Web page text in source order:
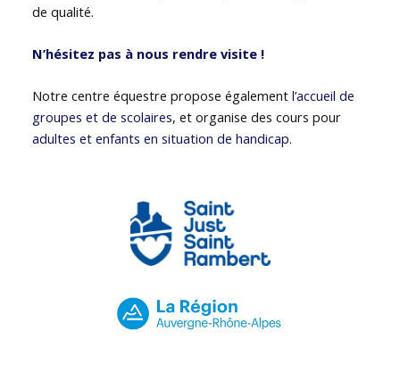
de qualité.
N’hésitez pas à nous rendre visite !
Notre centre équestre propose égalementl’accueil de
groupes et de scolaires, et organise des cours pour
adultes et enfants en situation de handicap.